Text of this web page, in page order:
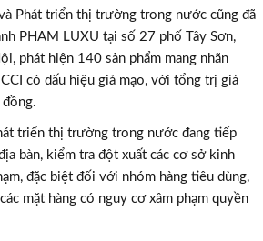
Phát triển thị trường trong nước cũng đã
PHAM LUXU tại số 27 phố Tây Sơn,
phát hiện 140 sản phẩm mang nhãn
có dấu hiệu giả mạo, với tổng trị giá
triển thị trường trong nước đang tiếp
bàn, kiểm tra đột xuất các cơ sở kinh
đặc biệt đối với nhóm hàng tiêu dùng,
mặt hàng có nguy cơ xâm phạm quyền